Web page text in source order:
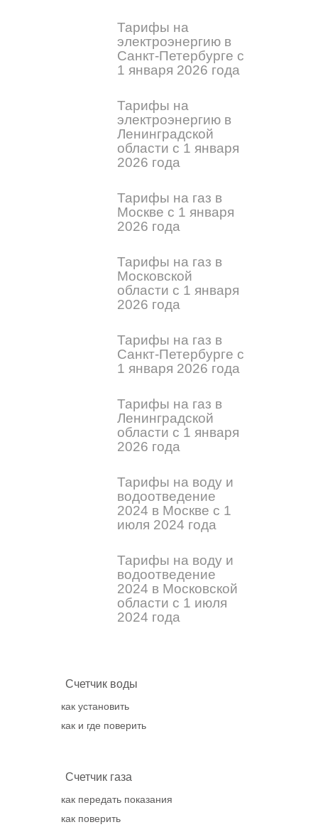
Тарифы на
электроэнергию в
Санкт-Петербурге с
1 января 2026 года
Тарифы на
электроэнергию в
Ленинградской
области с 1 января
2026 года
Тарифы на газ в
Москве с 1 января
2026 года
Тарифы на газ в
Московской
области с 1 января
2026 года
Тарифы на газ в
Санкт-Петербурге с
1 января 2026 года
Тарифы на газ в
Ленинградской
области с 1 января
2026 года
Тарифы на воду и
водоотведение
2024 в Москве с 1
июля 2024 года
Тарифы на воду и
водоотведение
2024 в Московской
области с 1 июля
2024 года
Счетчик воды
как установить
как и где поверить
Счетчик газа
как передать показания
как поверить